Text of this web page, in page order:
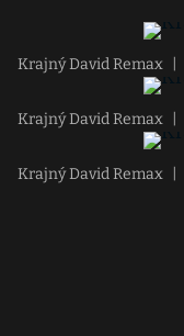
Krajný David Remax
Krajný David Remax
Krajný David Remax